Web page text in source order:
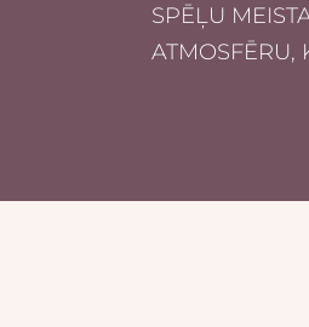
SPĒĻU
ATMOSFĒRU,